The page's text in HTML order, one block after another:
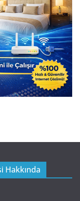
Hakkında